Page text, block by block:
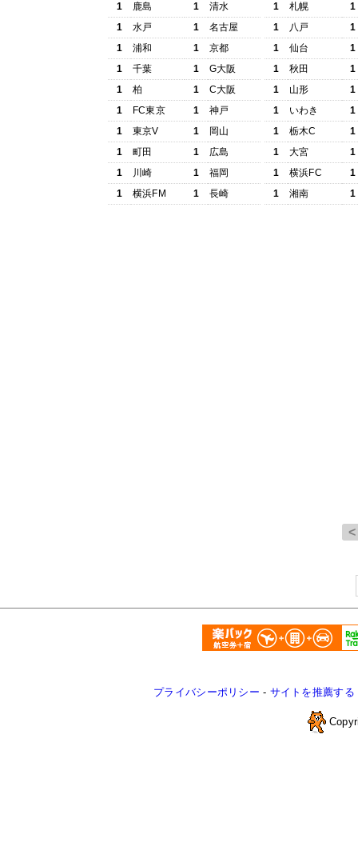
1 鹿島 1
清水
1
水戸 1
名古屋
1
浦和 1
京都
1
千葉 1
G大阪
1
柏 1
C大阪
1
FC東京 1
神戸
1
東京V 1
岡山
1
町田 1
広島
1
川崎 1
福岡
1
横浜FM 1 長崎
1 札幌
1
1
八戸
1
1
仙台
1
1
秋田
1
1
山形
1
1
いわき
1
1
栃木C
1
1
大宮
1
1
横浜FC
1
1
湘南 1
プライバシーポリシー - サイトを推薦する